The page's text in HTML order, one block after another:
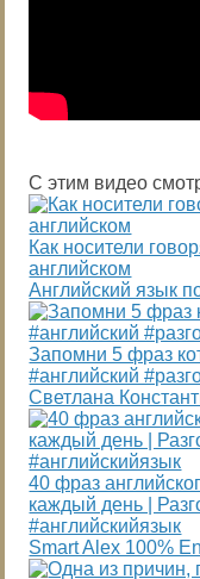
С этим видео
Как носители
английском
Английский язык
Запомни 5 фраз
#английский
Светлана
40 фраз
каждый день |
#английскийязык
Smart Alex 100%